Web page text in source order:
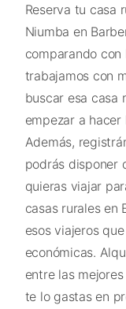
Reserva tu casa
Niumba en
comparando
trabajamos con
buscar esa casa
empezar a
Además,
podrás disponer
quieras viajar
casas rurales en
esos viajeros
económicas.
entre las
te lo gastas en